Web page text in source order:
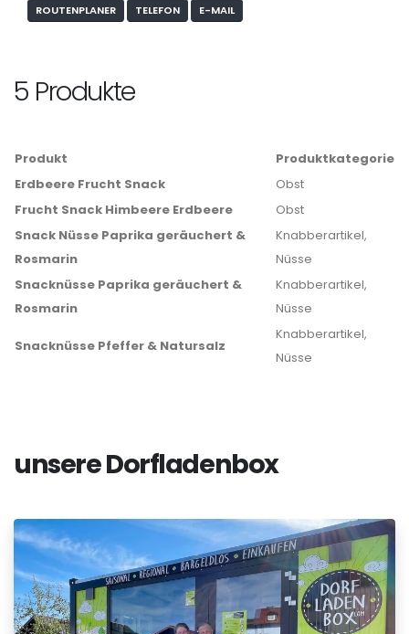
ROUTENPLANER TELEFON E-MAIL
5 Produkte
Produkt
Produktkategorie
Erdbeere Frucht Snack
Obst
Frucht Snack Himbeere Erdbeere
Obst
Snack Nüsse Paprika geräuchert &
Rosmarin
Knabberartikel,
Nüsse
Snacknüsse Paprika geräuchert &
Rosmarin
Knabberartikel,
Nüsse
Snacknüsse Pfeffer & Natursalz
Knabberartikel,
Nüsse
unsere Dorfladenbox